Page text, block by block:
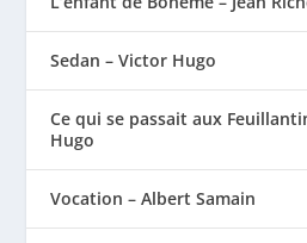
Sedan – Victor Hugo
Ce qui se passait aux
Hugo
Vocation – Albert Samain